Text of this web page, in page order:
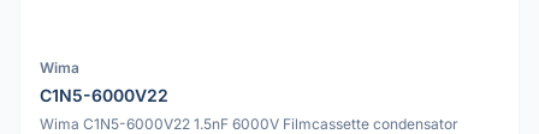
Wima
C1N5-6000V22
Wima C1N5-6000V22 1.5nF 6000V Filmcassette condensator